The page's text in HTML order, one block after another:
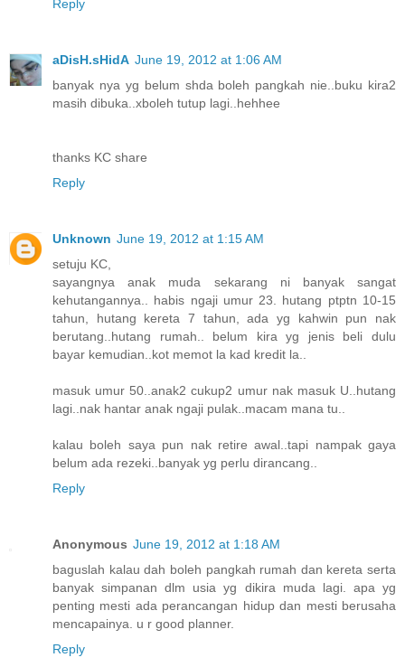
Reply
aDisH.sHidA June 19, 2012 at 1:06 AM
banyak nya yg belum shda boleh pangkah nie..buku kira2
masih dibuka..xboleh tutup lagi..hehhee
thanks KC share
Reply
Unknown June 19, 2012 at 1:15 AM
setuju KC,
sayangnya anak muda sekarang ni banyak sangat
kehutangannya.. habis ngaji umur 23. hutang ptptn 10-15
tahun, hutang kereta 7 tahun, ada yg kahwin pun nak
berutang..hutang rumah.. belum kira yg jenis beli dulu
bayar kemudian..kot memot la kad kredit la..
masuk umur 50..anak2 cukup2 umur nak masuk U..hutang
lagi..nak hantar anak ngaji pulak..macam mana tu..
kalau boleh saya pun nak retire awal..tapi nampak gaya
belum ada rezeki..banyak yg perlu dirancang..
Reply
Anonymous June 19, 2012 at 1:18 AM
baguslah kalau dah boleh pangkah rumah dan kereta serta
banyak simpanan dlm usia yg dikira muda lagi. apa yg
penting mesti ada perancangan hidup dan mesti berusaha
mencapainya. u r good planner.
Reply